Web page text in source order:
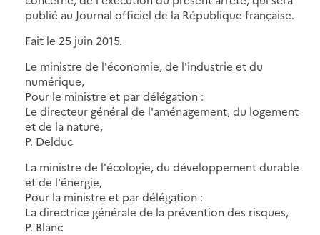
publié au Journal officiel de la République française.
Fait le 25 juin 2015.
Le ministre de l'économie, de l'industrie et du
numérique,
Pour le ministre et par délégation :
Le directeur général de l'aménagement, du logement
et de la nature,
P. Delduc
La ministre de l'écologie, du développement durable
et de l'énergie,
Pour la ministre et par délégation :
La directrice générale de la prévention des risques,
P. Blanc